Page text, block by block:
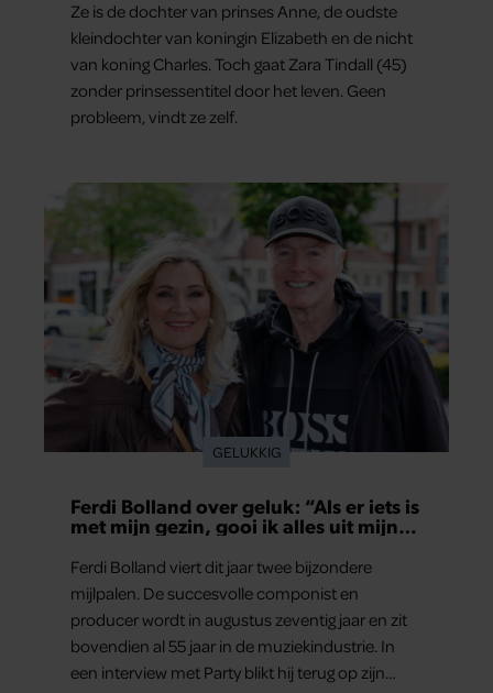
Ze is de dochter van prinses Anne, de oudste
kleindochter van koningin Elizabeth en de nicht
van koning Charles. Toch gaat Zara Tindall (45)
zonder prinsessentitel door het leven. Geen
probleem, vindt ze zelf.
GELUKKIG
Ferdi Bolland over geluk: “Als er iets is
met mijn gezin, gooi ik alles uit mijn
Ferdi Bolland viert dit jaar twee bijzondere
mijlpalen. De succesvolle componist en
producer wordt in augustus zeventig jaar en zit
bovendien al 55 jaar in de muziekindustrie. In
een interview met Party blikt hij terug op zijn